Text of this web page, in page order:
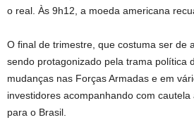
o real. Às 9h12, a moeda americana
O final de trimestre, que costuma ser de
sendo protagonizado pela trama política
mudanças nas Forças Armadas e em
investidores acompanhando com
para o Brasil.